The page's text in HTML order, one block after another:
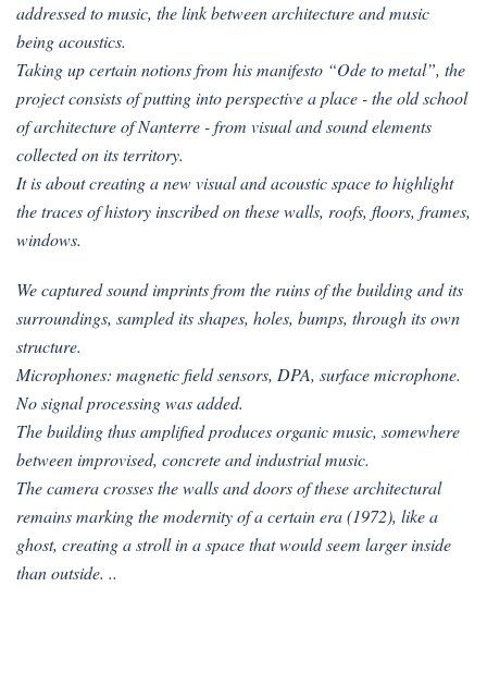
addressed to music, the link between architecture and music
being acoustics.
Taking up certain notions from his manifesto “Ode to metal”, the
project consists of putting into perspective a place - the old school
of architecture of Nanterre - from visual and sound elements
collected on its territory.
It is about creating a new visual and acoustic space to highlight
the traces of history inscribed on these walls, roofs, floors, frames,
windows.
We captured sound imprints from the ruins of the building and its
surroundings, sampled its shapes, holes, bumps, through its own
structure.
Microphones: magnetic field sensors, DPA, surface microphone.
No signal processing was added.
The building thus amplified produces organic music, somewhere
between improvised, concrete and industrial music.
The camera crosses the walls and doors of these architectural
remains marking the modernity of a certain era (1972), like a
ghost, creating a stroll in a space that would seem larger inside
than outside. ..